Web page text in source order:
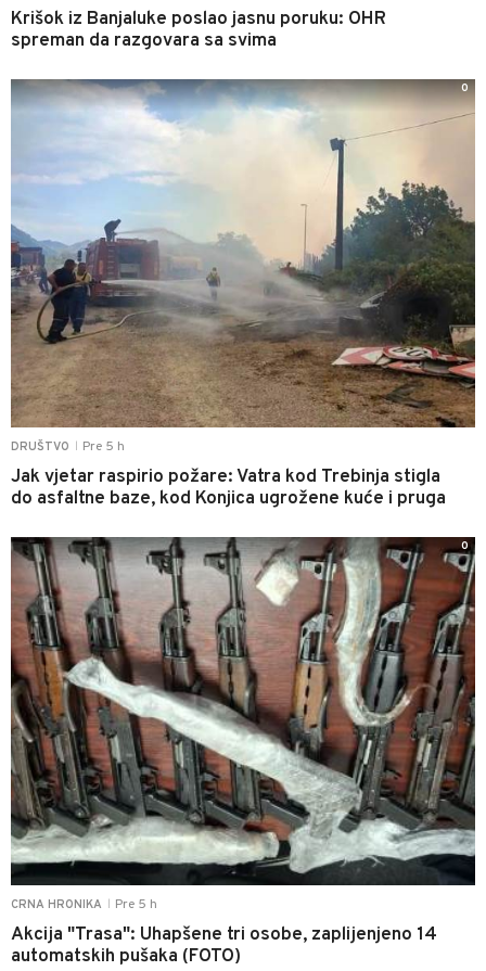
Krišok iz Banjaluke poslao jasnu poruku: OHR
spreman da razgovara sa svima
DRUŠTVO Pre 5 h
Jak vjetar raspirio požare: Vatra kod Trebinja stigla
do asfaltne baze, kod Konjica ugrožene kuće i pruga
0
CRNA HRONIKA Pre 5 h
Akcija "Trasa": Uhapšene tri osobe, zaplijenjeno 14
automatskih pušaka (FOTO)
0